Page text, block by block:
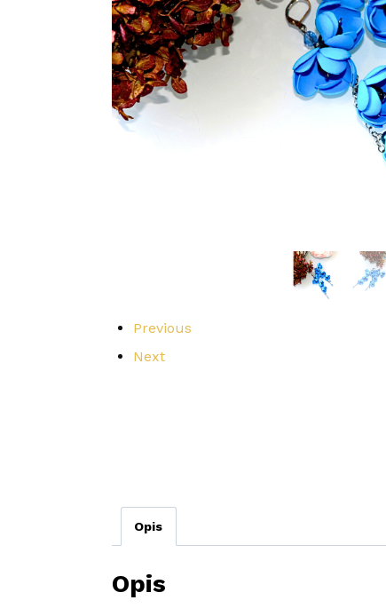
Previous
Next
Opis
Opis